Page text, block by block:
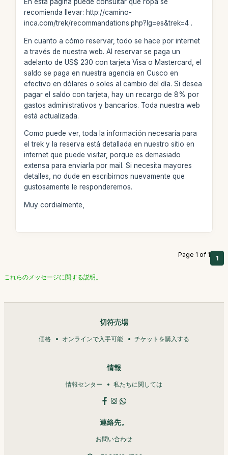
recomienda llevar: http://camino-
inca.com/trek/recommandations.php?lg=es&trek=4 .
En cuanto a cómo reservar, todo se hace por internet
a través de nuestra web. Al reservar se paga un
adelanto de US$ 230 con tarjeta Visa o Mastercard, el
saldo se paga en nuestra agencia en Cusco en
efectivo en dólares o soles al cambio del día. Si desea
pagar el saldo con tarjeta, hay un recargo de 8% por
gastos administrativos y bancarios. Toda nuestra web
está actualizada.
Como puede ver, toda la información necesaria para
el trek y la reserva está detallada en nuestro sitio en
internet que puede visitar, porque es demasiado
extensa para enviarla por mail. Si necesita mayores
detalles, no dude en escribirnos nuevamente que
gustosamente le responderemos.
Muy cordialmente,
Page 1 of 1 1
これらのメッセージに関する説明。
切符売場
価格 オンラインで入手可能 チケットを購入する
情報
情報センター 私たちに関しては
連絡先。
お問い合わせ